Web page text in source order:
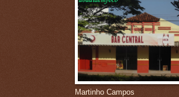
Martinho Campos